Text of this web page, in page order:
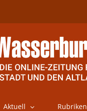
Aktuell Rubriken